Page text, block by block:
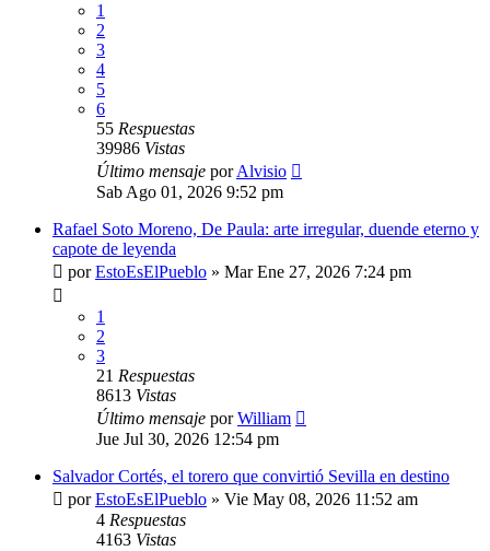
1
2
3
4
5
6
55 Respuestas
39986 Vistas
Último mensaje porAlvisio
Sab Ago 01, 2026 9:52 pm
Rafael Soto Moreno, De Paula: arte irregular, duende eterno y
capote de leyenda
porEstoEsElPueblo » Mar Ene 27, 2026 7:24 pm
1
2
3
21 Respuestas
8613 Vistas
Último mensaje porWilliam
Jue Jul 30, 2026 12:54 pm
Salvador Cortés, el torero que convirtió Sevilla en destino
porEstoEsElPueblo » Vie May 08, 2026 11:52 am
4 Respuestas
4163 Vistas